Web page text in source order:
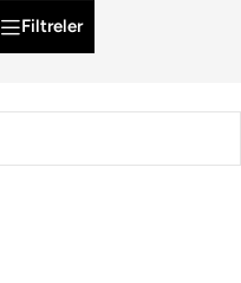
Filtreler